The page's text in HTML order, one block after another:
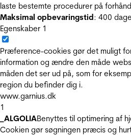
laste bestemte procedurer på
Maksimal opbevaringstid: 400 dage
Egenskaber 1
Præference-cookies gør det muligt
information og ændre den måde
måden det ser ud på, som for
region du befinder dig i.
www.garnius.dk
1
_ALGOLIABenyttes til optimering af
Cookien gør søgningen præcis og